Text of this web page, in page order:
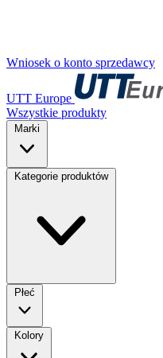
Wniosek o konto sprzedawcy
UTT Europe
Wszystkie produkty
Marki
Kategorie produktów
Płeć
Kolory